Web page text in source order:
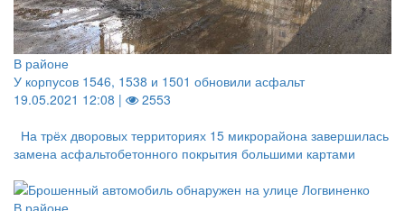
В районе
У корпусов 1546, 1538 и 1501 обновили асфальт
19.05.2021 12:08 |
2553
На трёх дворовых территориях 15 микрорайона завершилась
замена асфальтобетонного покрытия большими картами